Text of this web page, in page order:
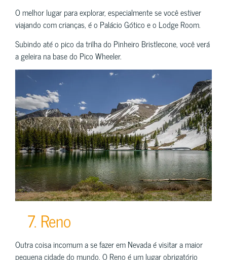
O melhor lugar para explorar, especialmente se você estiver
viajando com crianças, é o Palácio Gótico e o Lodge Room.
Subindo até o pico da trilha do Pinheiro Bristlecone, você verá
a geleira na base do Pico Wheeler.
7. Reno
Outra coisa incomum a se fazer em Nevada é visitar a maior
pequena cidade do mundo. O Reno é um lugar obrigatório